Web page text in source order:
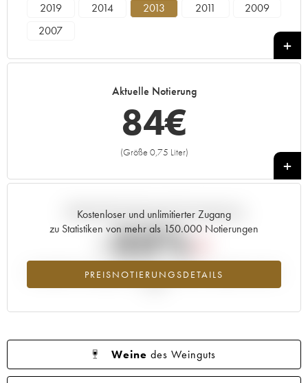
2019 2014 2013 2011
2009
2007
Aktuelle Notierung
84€
(Größe 0,75 Liter)
+
Kostenloser und unlimitierter Zugang
zu Statistiken von mehr als 150.000 Notierungen
PREISNOTIERUNGSDETAILS
Aktuelle Entwicklung der Preisnotierung
-33%
Preisabfall des Jahrgangs 2013 im Jahr 2026 im Vergleich zum Jahr
Weine des Weinguts